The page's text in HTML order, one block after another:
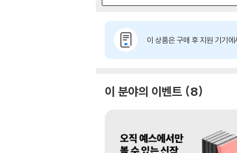
이 상품은 구매 후 지원 기기에
이 분야의 이벤트 8